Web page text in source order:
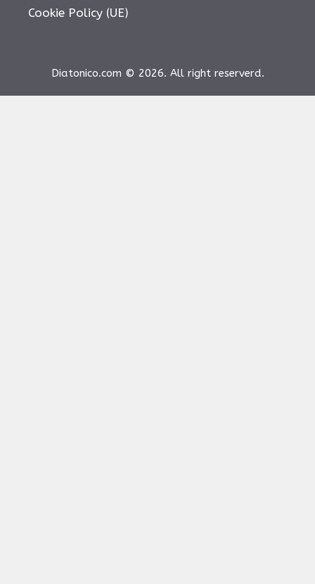
Cookie Policy (UE)
Diatonico.com © 2026. All right reserverd.